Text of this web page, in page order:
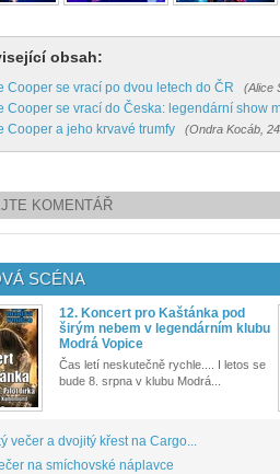
obsah:
Cooper se vrací po dvou letech do ČR (Alice
Cooper se vrací do Česka: legendární show
Cooper a jeho krvavé trumfy (Ondra Kocáb,
KOMENTÁŘ
SCÉNA
12. Koncert pro Kaštánka pod
širým nebem v legendárním klubu
Modrá Vopice
Čas letí neskutečně rychle.... I letos se
bude 8. srpna v klubu Modrá...
večer a dvojitý křest na Cargo...
na smíchovské náplavce